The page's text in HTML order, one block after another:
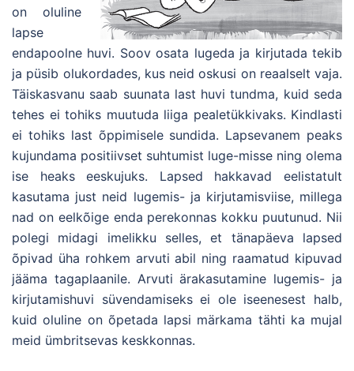
on oluline
lapse
endapoolne huvi. Soov osata lugeda ja kirjutada tekib
ja püsib olukordades, kus neid oskusi on reaalselt vaja.
Täiskasvanu saab suunata last huvi tundma, kuid seda
tehes ei tohiks muutuda liiga pealetükkivaks. Kindlasti
ei tohiks last õppimisele sundida. Lapsevanem peaks
kujundama positiivset suhtumist luge-misse ning olema
ise heaks eeskujuks. Lapsed hakkavad eelistatult
kasutama just neid lugemis- ja kirjutamisviise, millega
nad on eelkõige enda perekonnas kokku puutunud. Nii
polegi midagi imelikku selles, et tänapäeva lapsed
õpivad üha rohkem arvuti abil ning raamatud kipuvad
jääma tagaplaanile. Arvuti ärakasutamine lugemis- ja
kirjutamishuvi süvendamiseks ei ole iseenesest halb,
kuid oluline on õpetada lapsi märkama tähti ka mujal
meid ümbritsevas keskkonnas.